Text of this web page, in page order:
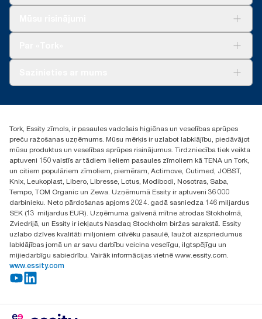
+371 29141799
Atrast izplatītāju
Ulbrokas street 19A
Riga, Latvija
LV-1028
Tork, Essity zīmols, ir pasaules vadošais higiēnas un veselības aprūpes
preču ražošanas uzņēmums. Mūsu mērķis ir uzlabot labklājību, piedāvājot
mūsu produktus un veselības aprūpes risinājumus. Tirdzniecība tiek veikta
aptuveni 150 valstīs ar tādiem lieliem pasaules zīmoliem kā TENA un Tork,
un citiem populāriem zīmoliem, piemēram, Actimove, Cutimed, JOBST,
Knix, Leukoplast, Libero, Libresse, Lotus, Modibodi, Nosotras, Saba,
Tempo, TOM Organic un Zewa. Uzņēmumā Essity ir aptuveni 36 000
darbinieku. Neto pārdošanas apjoms 2024. gadā sasniedza 146 miljardus
SEK (13 miljardus EUR). Uzņēmuma galvenā mītne atrodas Stokholmā,
Zviedrijā, un Essity ir iekļauts Nasdaq Stockholm biržas sarakstā. Essity
uzlabo dzīves kvalitāti miljoniem cilvēku pasaulē, laužot aizspriedumus
labklājības jomā un ar savu darbību veicina veselīgu, ilgtspējīgu un
mijiedarbīgu sabiedrību. Vairāk informācijas vietnē www.essity.com.
www.essity.com